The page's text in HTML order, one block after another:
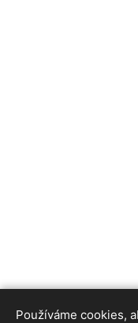
Používáme cookies,